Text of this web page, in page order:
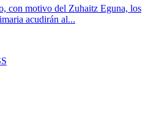
con motivo del Zuhaitz Eguna, los
acudirán al...